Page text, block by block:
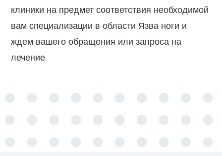
клиники на предмет соответствия необходимой
вам специализации в области Язва ноги и
ждем вашего обращения или запроса на
лечение.